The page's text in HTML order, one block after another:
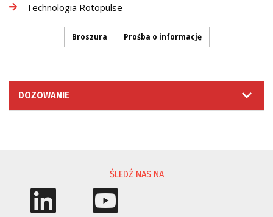
Technologia Rotopulse
Broszura Prośba o informację
DOZOWANIE
ŚLEDŹ NAS NA